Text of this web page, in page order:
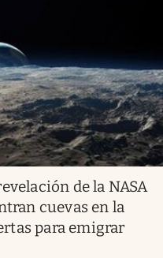
de la NASA
cuevas en la
para emigrar